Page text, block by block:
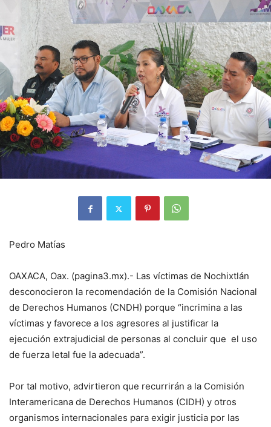
Pedro Matías
OAXACA, Oax. (pagina3.mx).- Las víctimas de Nochixtlán
desconocieron la recomendación de la Comisión Nacional
de Derechos Humanos (CNDH) porque “incrimina a las
víctimas y favorece a los agresores al justificar la
ejecución extrajudicial de personas al concluir que el uso
de fuerza letal fue la adecuada”.
Por tal motivo, advirtieron que recurrirán a la Comisión
Interamericana de Derechos Humanos (CIDH) y otros
organismos internacionales para exigir justicia por las